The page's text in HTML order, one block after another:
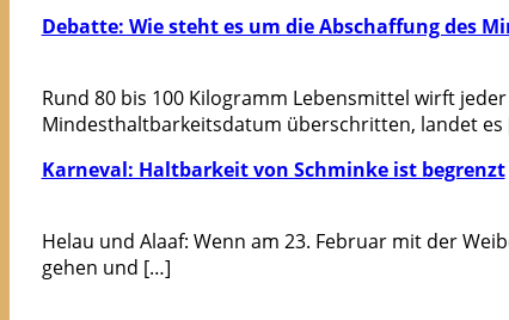
Debatte: Wie steht es um die Abschaffung des
Rund 80 bis 100 Kilogramm Lebensmittel wirft
Mindesthaltbarkeitsdatum überschritten, landet
Karneval: Haltbarkeit von Schminke ist begrenzt
Helau und Alaaf: Wenn am 23. Februar mit der
gehen und […]